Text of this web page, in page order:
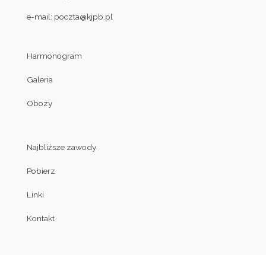
e-mail: poczta@kjpb.pl
Harmonogram
Galeria
Obozy
Najbliższe zawody
Pobierz
Linki
Kontakt